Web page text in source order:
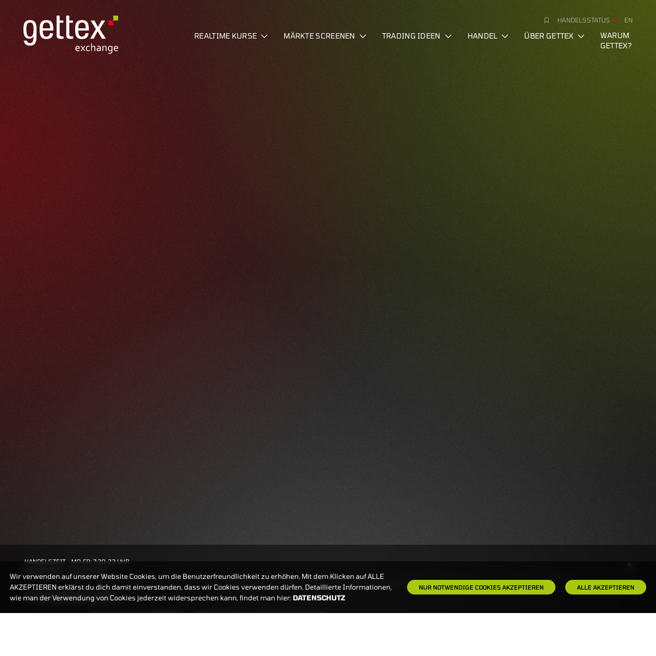
HANDELSSTATUS EN
REALTIME KURSE MÄRKTE SCREENEN TRADING IDEEN HANDEL ÜBER GETTEX
WARUM
GETTEX?
BANKEINSTELLUNGEN
HANDELSZEIT
MO-FR: 7:30-23 UHR
Wir verwenden auf unserer Website Cookies, um die Benutzerfreundlichkeit zu erhöhen. Mit dem Klicken auf ALLE
AKZEPTIEREN erklärst du dich damit einverstanden, dass wir Cookies verwenden dürfen. Detaillierte Informationen,
wie man der Verwendung von Cookies jederzeit widersprechen kann, findet man hier: DATENSCHUTZ
NUR NOTWENDIGE COOKIES AKZEPTIEREN ALLE AKZEPTIEREN